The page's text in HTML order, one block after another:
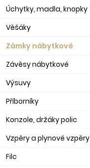
Úchytky, madla, knopky
Věšáky
Zámky nábytkové
Závěsy nábytkové
Výsuvy
Příborníky
Konzole, držáky polic
Vzpěry a plynové vzpěry
Filc